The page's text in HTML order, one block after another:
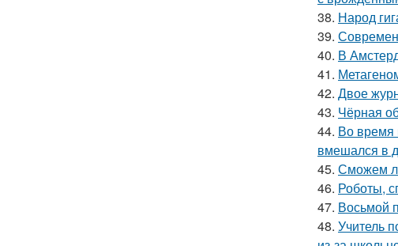
38. Народ
39.
40. В
41.
42. Двое
43. Чёрная
44. Во время
вмешался в
45. Сможем
46. Роботы,
47. Восьмой
48. Учитель